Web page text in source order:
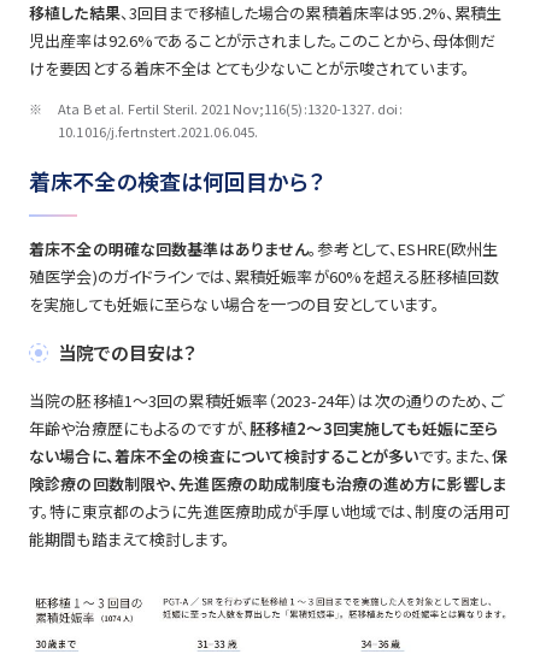
移植した結果、3回目まで移植した場合の累積着床率は95.2%、累積生
児出産率は92.6%であることが示されました。このことから、母体側だ
けを要因とする着床不全はとても少ないことが示唆されています。
※
Ata B et al. Fertil Steril. 2021 Nov;116(5):1320-1327. doi:
10.1016/j.fertnstert.2021.06.045.
着床不全の検査は何回目から？
着床不全の明確な回数基準はありません。参考として、ESHRE(欧州生
殖医学会)のガイドラインでは、累積妊娠率が60%を超える胚移植回数
を実施しても妊娠に至らない場合を一つの目安としています。
当院での目安は？
当院の胚移植1～3回の累積妊娠率（2023-24年）は次の通りのため、ご
年齢や治療歴にもよるのですが、胚移植2～3回実施しても妊娠に至ら
ない場合に、着床不全の検査について検討することが多いです。また、保
険診療の回数制限や、先進医療の助成制度も治療の進め方に影響しま
す。特に東京都のように先進医療助成が手厚い地域では、制度の活用可
能期間も踏まえて検討します。